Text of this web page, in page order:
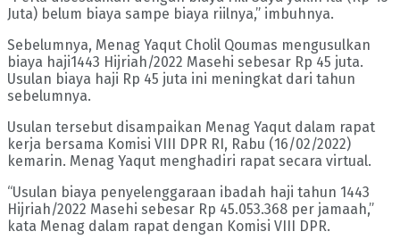
Juta) belum biaya sampe biaya riilnya,” imbuhnya.
Sebelumnya, Menag Yaqut Cholil Qoumas mengusulkan
biaya haji1443 Hijriah/2022 Masehi sebesar Rp 45 juta.
Usulan biaya haji Rp 45 juta ini meningkat dari tahun
sebelumnya.
Usulan tersebut disampaikan Menag Yaqut dalam rapat
kerja bersama Komisi VIII DPR RI, Rabu (16/02/2022)
kemarin. Menag Yaqut menghadiri rapat secara virtual.
“Usulan biaya penyelenggaraan ibadah haji tahun 1443
Hijriah/2022 Masehi sebesar Rp 45.053.368 per jamaah,”
kata Menag dalam rapat dengan Komisi VIII DPR.